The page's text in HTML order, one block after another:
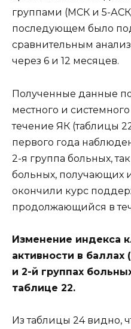
группами (МСК и 5-
последующем было
сравнительным
через 6 и 12 месяцев.
Полученные данные
местного и
течение ЯК (таблицы
первого года
2-я группа больных,
больных, получающих
окончили курс
продолжающийся в
Изменение индекса
активности в баллах
и 2-й группах
таблице 22.
Из таблицы 24 видно,